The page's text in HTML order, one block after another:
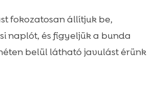
fokozatosan állítjuk be,
naplót, és figyeljük a bunda
belül látható javulást érünk